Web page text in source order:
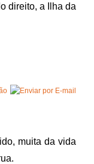
direito, a Ilha da
muita da vida